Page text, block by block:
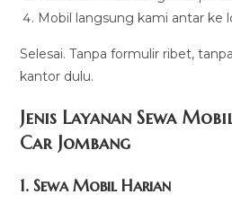
Mobil langsung kami antar ke
Selesai. Tanpa formulir ribet,
kantor dulu.
Jenis Layanan Sewa
Car Jombang
1. Sewa Mobil Harian